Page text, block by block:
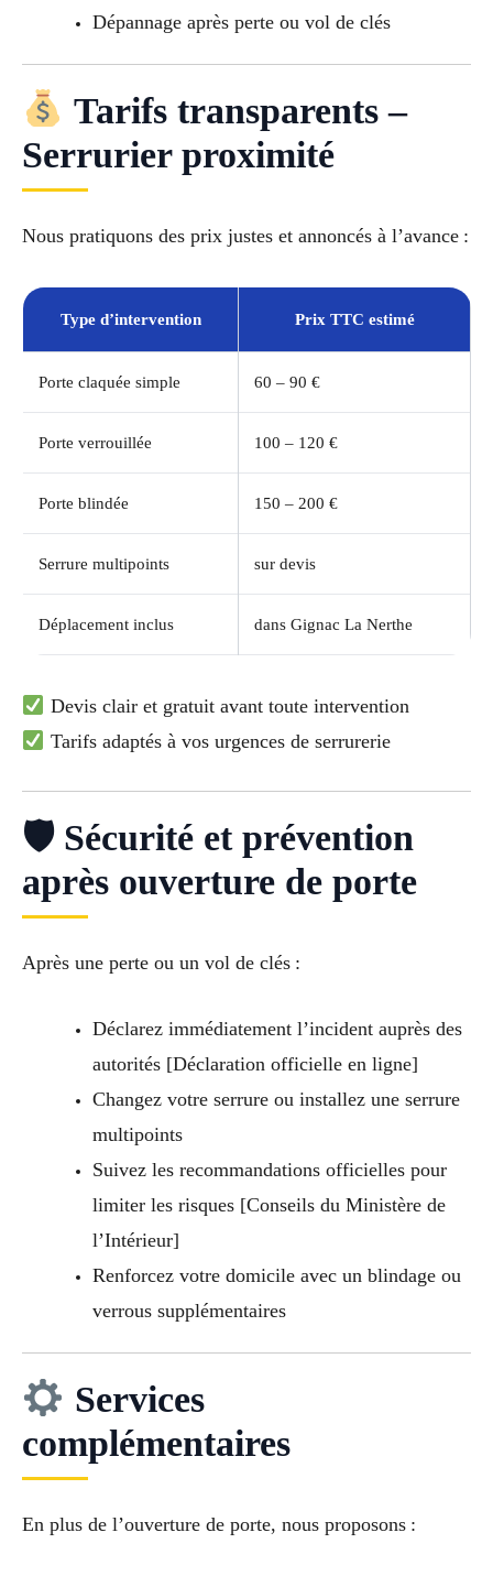
Dépannage après perte ou vol de clés
Tarifs transparents –
Serrurier proximité
Nous pratiquons des prix justes et annoncés à l’avance :
Type d’intervention Prix TTC estimé
Porte claquée simple 60 – 90 €
Porte verrouillée 100 – 120 €
Porte blindée 150 – 200 €
Serrure multipoints sur devis
Déplacement inclus dans Gignac La Nerthe
Devis clair et gratuit avant toute intervention
Tarifs adaptés à vos urgences de serrurerie
🛡 Sécurité et prévention
après ouverture de porte
Après une perte ou un vol de clés :
Déclarez immédiatement l’incident auprès des
autorités [Déclaration officielle en ligne]
Changez votre serrure ou installez une serrure
multipoints
Suivez les recommandations officielles pour
limiter les risques [Conseils du Ministère de
l’Intérieur]
Renforcez votre domicile avec un blindage ou
verrous supplémentaires
Services
complémentaires
En plus de l’ouverture de porte, nous proposons :